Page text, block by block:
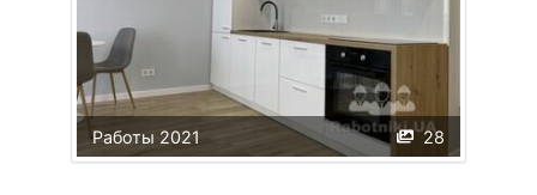
28
Работы 2021